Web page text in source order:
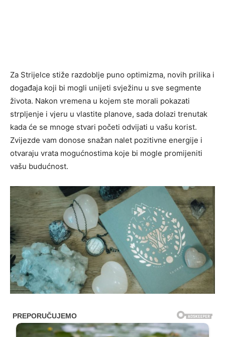
Za Strijelce stiže razdoblje puno optimizma, novih prilika i
događaja koji bi mogli unijeti svježinu u sve segmente
života. Nakon vremena u kojem ste morali pokazati
strpljenje i vjeru u vlastite planove, sada dolazi trenutak
kada će se mnoge stvari početi odvijati u vašu korist.
Zvijezde vam donose snažan nalet pozitivne energije i
otvaraju vrata mogućnostima koje bi mogle promijeniti
vašu budućnost.